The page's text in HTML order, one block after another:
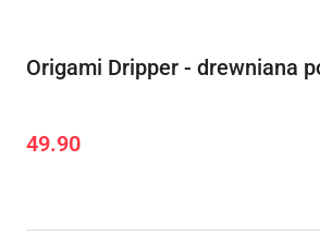
Origami Dripper - drewniana
Cena:
49.90